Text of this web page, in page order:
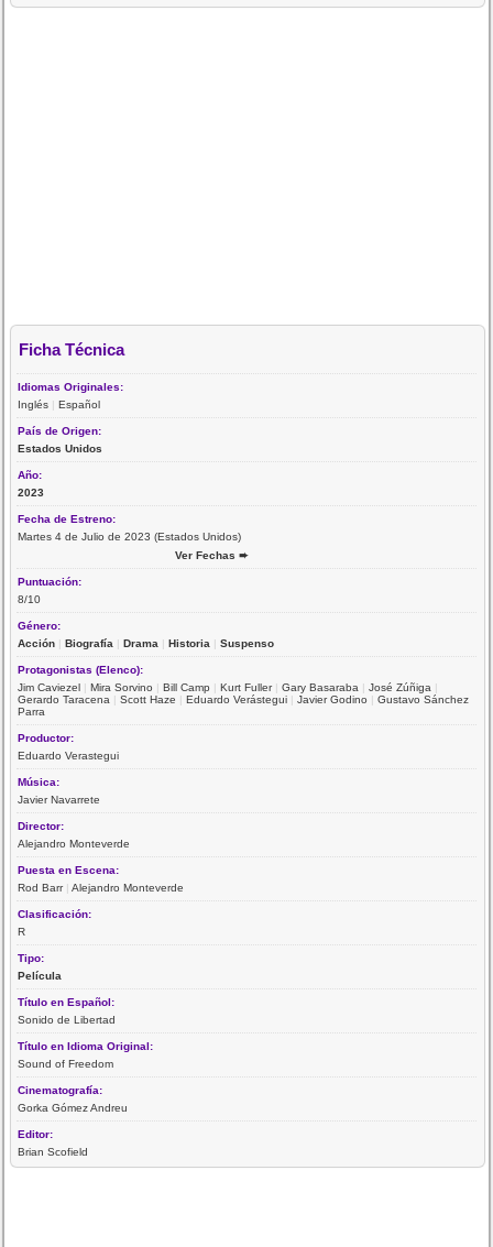
Ficha Técnica
Idiomas Originales:
Inglés |Español
País de Origen:
Estados Unidos
Año:
2023
Fecha de Estreno:
Martes 4 de Julio de 2023 (Estados Unidos)
Ver Fechas ➨
Puntuación:
8/10
Género:
Acción |Biografía |Drama |Historia |Suspenso
Protagonistas (Elenco):
Jim Caviezel |Mira Sorvino |Bill Camp |Kurt Fuller|Gary Basaraba |José Zúñiga |
Gerardo Taracena |Scott Haze |Eduardo Verástegui |Javier Godino |Gustavo Sánchez
Parra
Productor:
Eduardo Verastegui
Música:
Javier Navarrete
Director:
Alejandro Monteverde
Puesta en Escena:
Rod Barr|Alejandro Monteverde
Clasificación:
R
Tipo:
Película
Título en Español:
Sonido de Libertad
Título en Idioma Original:
Sound of Freedom
Cinematografía:
Gorka Gómez Andreu
Editor:
Brian Scofield